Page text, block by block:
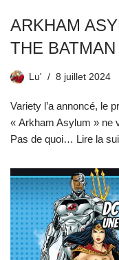
ARKHAM
THE
Lu' 8 juillet 2024
Variety l’a annoncé, le
« Arkham Asylum » ne
Pas de quoi… Lire la